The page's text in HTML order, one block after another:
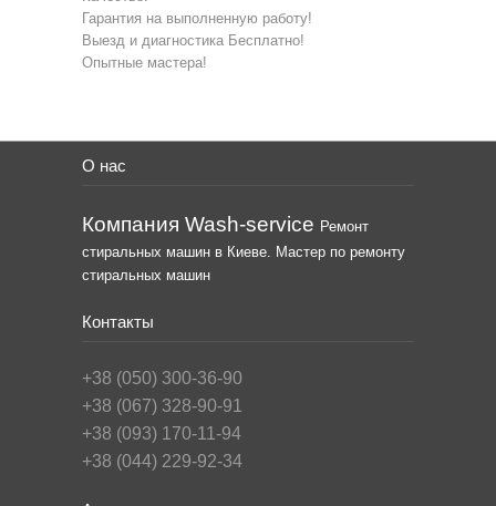
Гарантия на выполненную работу!
Выезд и диагностика Бесплатно!
Опытные мастера!
О нас
Компания Wash-service Ремонт
стиральных машин в Киеве. Мастер по ремонту
стиральных машин
Контакты
+38 (050) 300-36-90
+38 (067) 328-90-91
+38 (093) 170-11-94
+38 (044) 229-92-34